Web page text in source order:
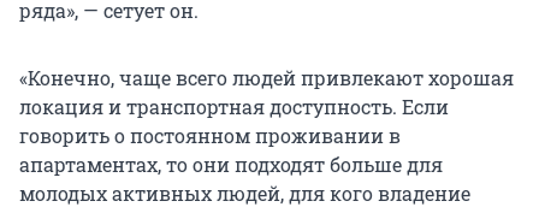
ряда», — сетует он.
«Конечно, чаще всего людей привлекают хорошая
локация и транспортная доступность. Если
говорить о постоянном проживании в
апартаментах, то они подходят больше для
молодых активных людей, для кого владение